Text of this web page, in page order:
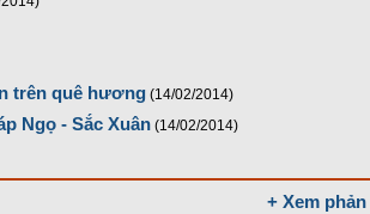
trên quê hương (14/02/2014)
Ngọ - Sắc Xuân (14/02/2014)
+ Xem